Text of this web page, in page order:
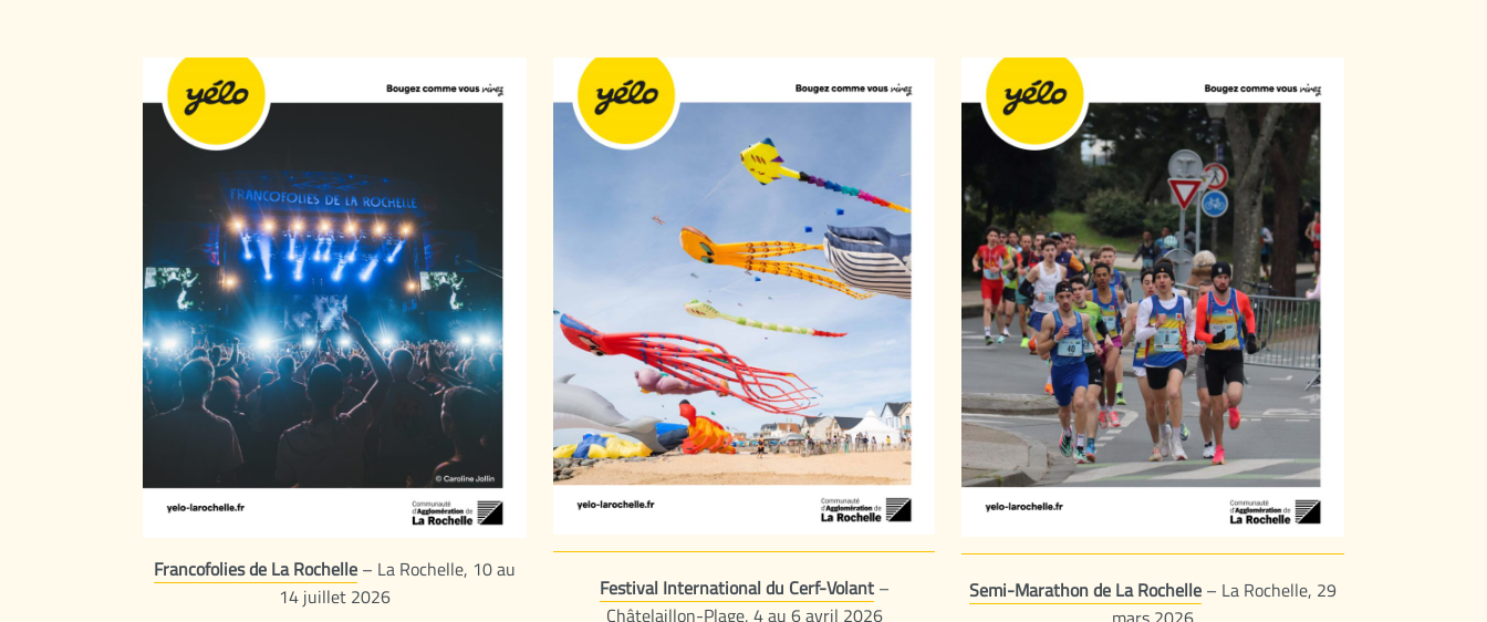
Francofolies de La Rochelle – La Rochelle, 10 au
14 juillet 2026
Festival International du Cerf-Volant –
Châtelaillon-Plage, 4 au 6 avril 2026
Semi-Marathon de La Rochelle – La Rochelle, 29